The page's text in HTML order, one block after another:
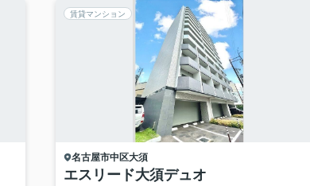
賃貸マンション
名古屋市中区大須
エスリード大須デュオ